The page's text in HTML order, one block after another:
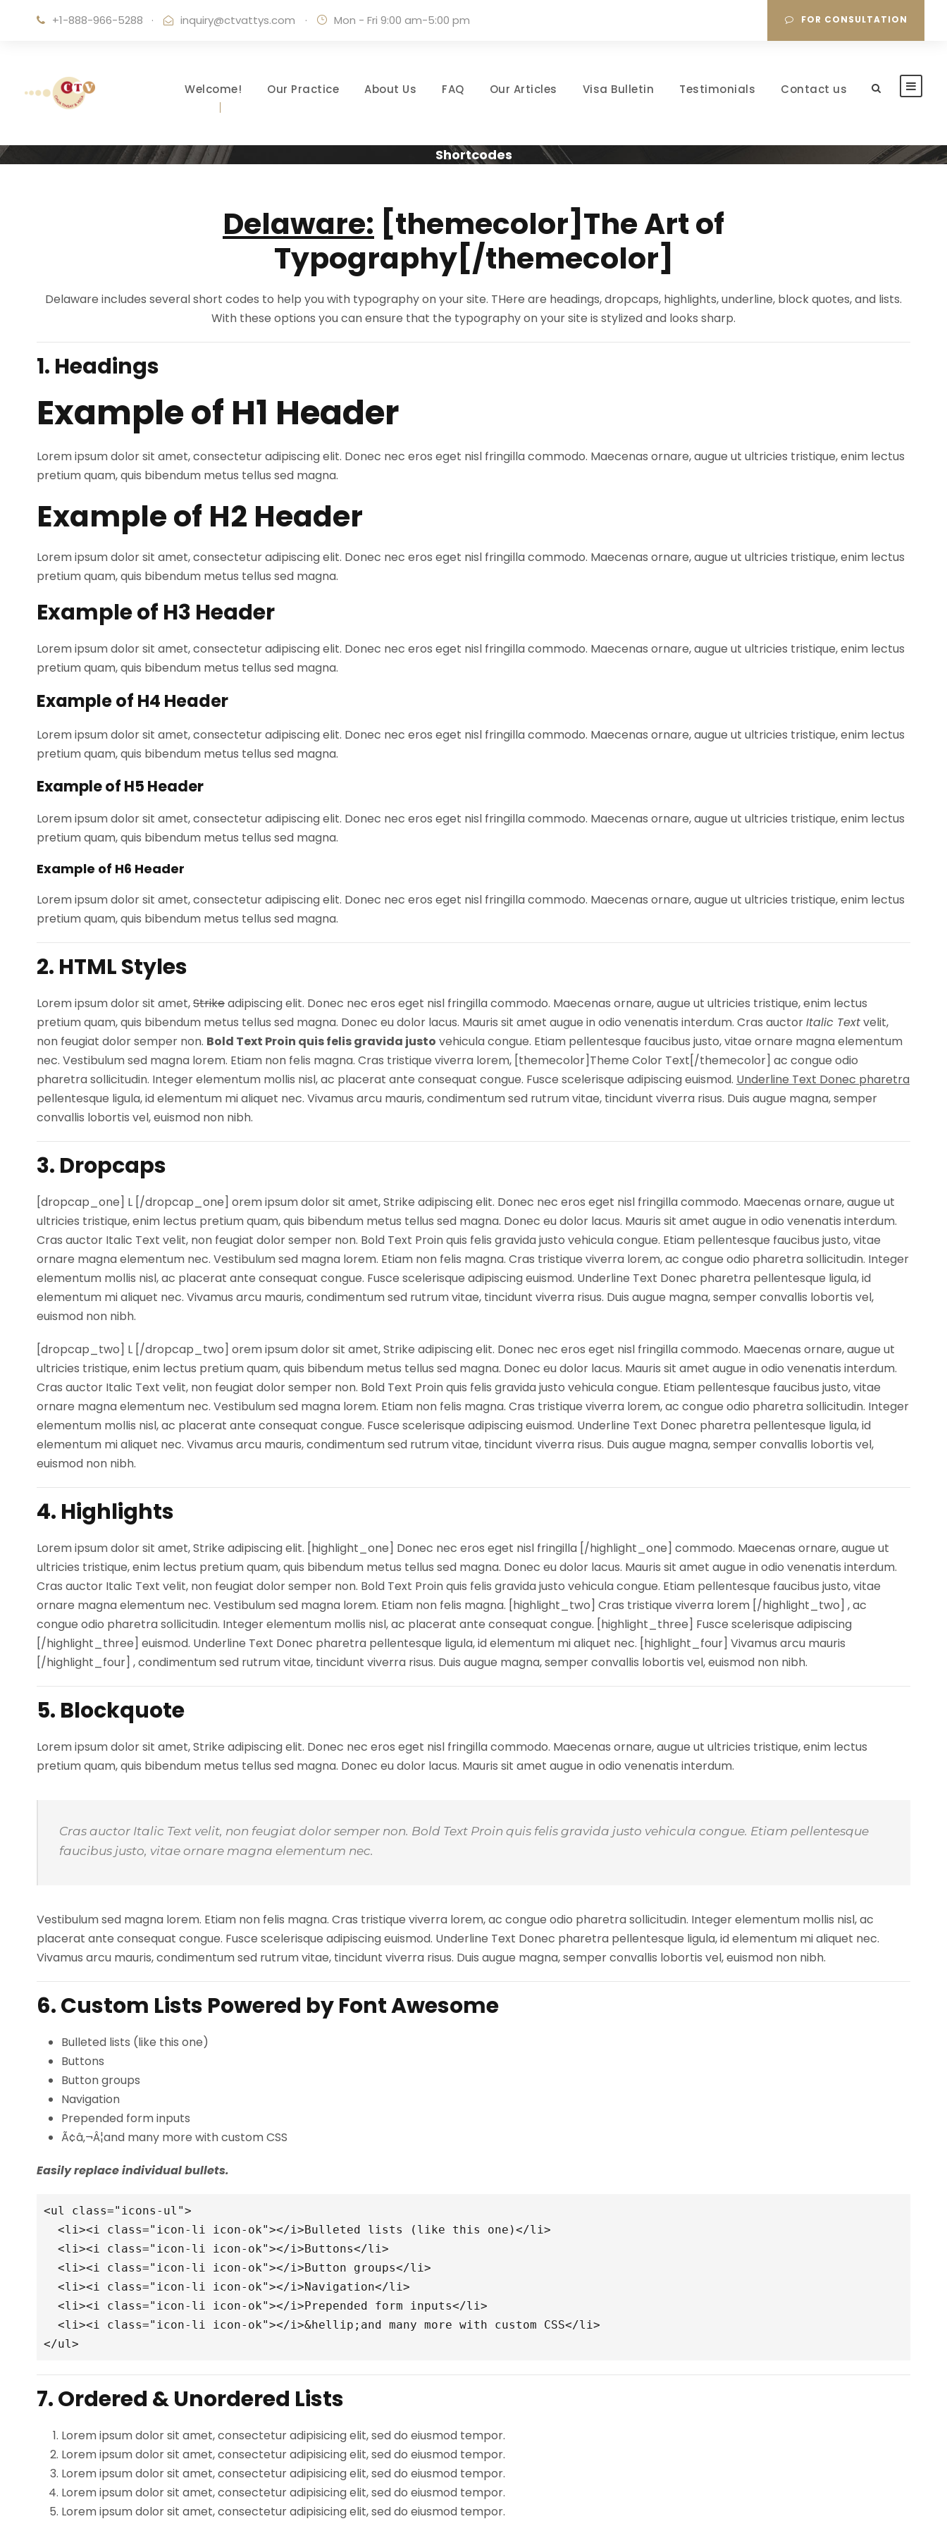
+1-888-966-5288 · inquiry@ctvattys.com · Mon - Fri 9:00 am-5:00 pm FOR CONSULTATION
Welcome! Our Practice About Us FAQ Our Articles Visa Bulletin Testimonials Contact us
Shortcodes
Delaware: [themecolor]The Art of
Typography[/themecolor]
Delaware includes several short codes to help you with typography on your site. THere are headings, dropcaps, highlights, underline, block quotes, and lists.
With these options you can ensure that the typography on your site is stylized and looks sharp.
1. Headings
Example of H1 Header
Lorem ipsum dolor sit amet, consectetur adipiscing elit. Donec nec eros eget nisl fringilla commodo. Maecenas ornare, augue ut ultricies tristique, enim lectus
pretium quam, quis bibendum metus tellus sed magna.
Example of H2 Header
Lorem ipsum dolor sit amet, consectetur adipiscing elit. Donec nec eros eget nisl fringilla commodo. Maecenas ornare, augue ut ultricies tristique, enim lectus
pretium quam, quis bibendum metus tellus sed magna.
Example of H3 Header
Lorem ipsum dolor sit amet, consectetur adipiscing elit. Donec nec eros eget nisl fringilla commodo. Maecenas ornare, augue ut ultricies tristique, enim lectus
pretium quam, quis bibendum metus tellus sed magna.
Example of H4 Header
Lorem ipsum dolor sit amet, consectetur adipiscing elit. Donec nec eros eget nisl fringilla commodo. Maecenas ornare, augue ut ultricies tristique, enim lectus
pretium quam, quis bibendum metus tellus sed magna.
Example of H5 Header
Lorem ipsum dolor sit amet, consectetur adipiscing elit. Donec nec eros eget nisl fringilla commodo. Maecenas ornare, augue ut ultricies tristique, enim lectus
pretium quam, quis bibendum metus tellus sed magna.
Example of H6 Header
Lorem ipsum dolor sit amet, consectetur adipiscing elit. Donec nec eros eget nisl fringilla commodo. Maecenas ornare, augue ut ultricies tristique, enim lectus
pretium quam, quis bibendum metus tellus sed magna.
2. HTML Styles
Lorem ipsum dolor sit amet,Strikeadipiscing elit. Donec nec eros eget nisl fringilla commodo. Maecenas ornare, augue ut ultricies tristique, enim lectus
pretium quam, quis bibendum metus tellus sed magna. Donec eu dolor lacus. Mauris sit amet augue in odio venenatis interdum. Cras auctorItalic Textvelit,
non feugiat dolor semper non. Bold Text Proin quis felis gravida justo vehicula congue. Etiam pellentesque faucibus justo, vitae ornare magna elementum
nec. Vestibulum sed magna lorem. Etiam non felis magna. Cras tristique viverra lorem, [themecolor]Theme Color Text[/themecolor] ac congue odio
pharetra sollicitudin. Integer elementum mollis nisl, ac placerat ante consequat congue. Fusce scelerisque adipiscing euismod. Underline Text Donec pharetra
pellentesque ligula, id elementum mi aliquet nec. Vivamus arcu mauris, condimentum sed rutrum vitae, tincidunt viverra risus. Duis augue magna, semper
convallis lobortis vel, euismod non nibh.
3. Dropcaps
[dropcap_one] L [/dropcap_one] orem ipsum dolor sit amet, Strike adipiscing elit. Donec nec eros eget nisl fringilla commodo. Maecenas ornare, augue ut
ultricies tristique, enim lectus pretium quam, quis bibendum metus tellus sed magna. Donec eu dolor lacus. Mauris sit amet augue in odio venenatis interdum.
Cras auctor Italic Text velit, non feugiat dolor semper non. Bold Text Proin quis felis gravida justo vehicula congue. Etiam pellentesque faucibus justo, vitae
ornare magna elementum nec. Vestibulum sed magna lorem. Etiam non felis magna. Cras tristique viverra lorem, ac congue odio pharetra sollicitudin. Integer
elementum mollis nisl, ac placerat ante consequat congue. Fusce scelerisque adipiscing euismod. Underline Text Donec pharetra pellentesque ligula, id
elementum mi aliquet nec. Vivamus arcu mauris, condimentum sed rutrum vitae, tincidunt viverra risus. Duis augue magna, semper convallis lobortis vel,
euismod non nibh.
[dropcap_two] L [/dropcap_two] orem ipsum dolor sit amet, Strike adipiscing elit. Donec nec eros eget nisl fringilla commodo. Maecenas ornare, augue ut
ultricies tristique, enim lectus pretium quam, quis bibendum metus tellus sed magna. Donec eu dolor lacus. Mauris sit amet augue in odio venenatis interdum.
Cras auctor Italic Text velit, non feugiat dolor semper non. Bold Text Proin quis felis gravida justo vehicula congue. Etiam pellentesque faucibus justo, vitae
ornare magna elementum nec. Vestibulum sed magna lorem. Etiam non felis magna. Cras tristique viverra lorem, ac congue odio pharetra sollicitudin. Integer
elementum mollis nisl, ac placerat ante consequat congue. Fusce scelerisque adipiscing euismod. Underline Text Donec pharetra pellentesque ligula, id
elementum mi aliquet nec. Vivamus arcu mauris, condimentum sed rutrum vitae, tincidunt viverra risus. Duis augue magna, semper convallis lobortis vel,
euismod non nibh.
4. Highlights
Lorem ipsum dolor sit amet, Strike adipiscing elit. [highlight_one] Donec nec eros eget nisl fringilla [/highlight_one] commodo. Maecenas ornare, augue ut
ultricies tristique, enim lectus pretium quam, quis bibendum metus tellus sed magna. Donec eu dolor lacus. Mauris sit amet augue in odio venenatis interdum.
Cras auctor Italic Text velit, non feugiat dolor semper non. Bold Text Proin quis felis gravida justo vehicula congue. Etiam pellentesque faucibus justo, vitae
ornare magna elementum nec. Vestibulum sed magna lorem. Etiam non felis magna. [highlight_two] Cras tristique viverra lorem [/highlight_two] , ac
congue odio pharetra sollicitudin. Integer elementum mollis nisl, ac placerat ante consequat congue. [highlight_three] Fusce scelerisque adipiscing
[/highlight_three] euismod. Underline Text Donec pharetra pellentesque ligula, id elementum mi aliquet nec. [highlight_four] Vivamus arcu mauris
[/highlight_four] , condimentum sed rutrum vitae, tincidunt viverra risus. Duis augue magna, semper convallis lobortis vel, euismod non nibh.
5. Blockquote
Lorem ipsum dolor sit amet, Strike adipiscing elit. Donec nec eros eget nisl fringilla commodo. Maecenas ornare, augue ut ultricies tristique, enim lectus
pretium quam, quis bibendum metus tellus sed magna. Donec eu dolor lacus. Mauris sit amet augue in odio venenatis interdum.
Cras auctor Italic Text velit, non feugiat dolor semper non. Bold Text Proin quis felis gravida justo vehicula congue. Etiam pellentesque
faucibus justo, vitae ornare magna elementum nec.
Vestibulum sed magna lorem. Etiam non felis magna. Cras tristique viverra lorem, ac congue odio pharetra sollicitudin. Integer elementum mollis nisl, ac
placerat ante consequat congue. Fusce scelerisque adipiscing euismod. Underline Text Donec pharetra pellentesque ligula, id elementum mi aliquet nec.
Vivamus arcu mauris, condimentum sed rutrum vitae, tincidunt viverra risus. Duis augue magna, semper convallis lobortis vel, euismod non nibh.
6. Custom Lists Powered by Font Awesome
Bulleted lists (like this one)
Buttons
Button groups
Navigation
Prepended form inputs
Ã¢â‚¬Â¦and many more with custom CSS
Easily replace individual bullets.
<ul class="icons-ul">
<li><i
class="icon-li icon-ok"></i>Bulleted lists (like this one)</li>
<li><i
class="icon-li icon-ok"></i>Buttons</li>
<li><i
class="icon-li icon-ok"></i>Button groups</li>
<li><i
class="icon-li icon-ok"></i>Navigation</li>
<li><i
class="icon-li icon-ok"></i>Prepended form inputs</li>
<li><i
class="icon-li icon-ok"></i>&hellip; and many more with custom CSS</li>
</ul>
7. Ordered & Unordered Lists
Lorem ipsum dolor sit amet, consectetur adipisicing elit, sed do eiusmod tempor.
Lorem ipsum dolor sit amet, consectetur adipisicing elit, sed do eiusmod tempor.
Lorem ipsum dolor sit amet, consectetur adipisicing elit, sed do eiusmod tempor.
Lorem ipsum dolor sit amet, consectetur adipisicing elit, sed do eiusmod tempor.
Lorem ipsum dolor sit amet, consectetur adipisicing elit, sed do eiusmod tempor.